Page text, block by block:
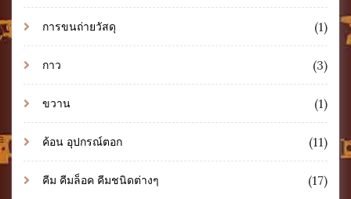
การขนถ่ายวัสดุ (1)
กาว (3)
ขวาน (1)
ค้อน อุปกรณ์ตอก (11)
คีม คีมล็อค คีมชนิดต่างๆ (17)